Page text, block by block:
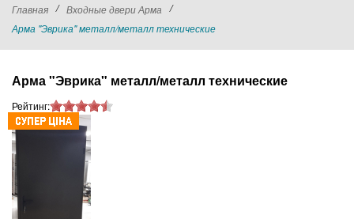
Главная / Входные двери Арма
/
Арма "Эврика" металл/металл технические
Арма "Эврика" металл/металл технические
Рейтинг: